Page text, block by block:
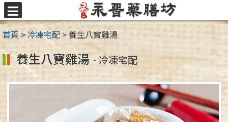
跳
至
主
要
內
容
區
首頁 > 冷凍宅配 >養生八寶雞湯
養生八寶雞湯 - 冷凍宅配
選
單